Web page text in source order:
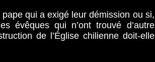
qui a exigé leur démission ou si,
évêques qui n’ont trouvé d’autre
de l’Église chilienne doit-elle